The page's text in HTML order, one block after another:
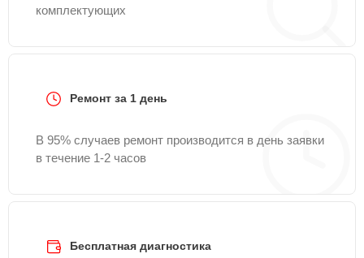
комплектующих
Ремонт за 1 день
В 95% случаев ремонт производится в день заявки
в течение 1-2 часов
Бесплатная диагностика